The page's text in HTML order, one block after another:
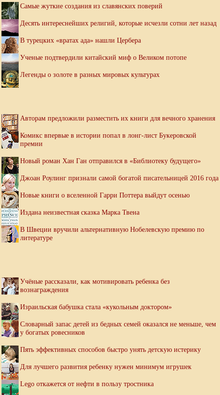
Самые жуткие создания из славянских поверий
Десять интереснейших религий, которые исчезли сотни лет назад
В турецких «вратах ада» нашли Цербера
Ученые подтвердили китайский миф о Великом потопе
Легенды о золоте в разных мировых культурах
Авторам предложили разместить их книги для вечного хранения
Комикс впервые в истории попал в лонг-лист Букеровской
премии
Новый роман Хан Ган отправился в «Библиотеку будущего»
Джоан Роулинг признали самой богатой писательницей 2016 года
Новые книги о вселенной Гарри Поттера выйдут осенью
Издана неизвестная сказка Марка Твена
В Швеции вручили альтернативную Нобелевскую премию по
литературе
Учёные рассказали, как мотивировать ребенка без
вознаграждения
Израильская бабушка стала «кукольным доктором»
Словарный запас детей из бедных семей оказался не меньше, чем
у богатых ровесников
Пять эффективных способов быстро унять детскую истерику
Для лучшего развития ребенку нужен минимум игрушек
Lego откажется от нефти в пользу тростника